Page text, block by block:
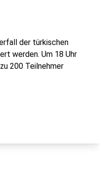
der türkischen
werden. Um 18 Uhr
200 Teilnehmer